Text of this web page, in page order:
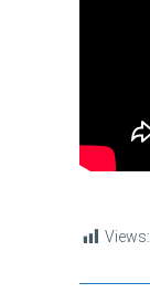
Views: